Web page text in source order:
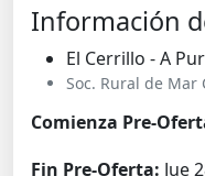
Información
El Cerrillo - A
Soc. Rural de Mar
Comienza Pre-
Fin Pre-Oferta: Jue